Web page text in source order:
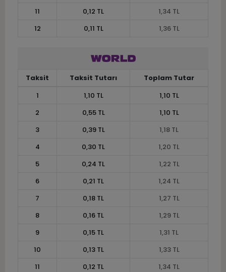
11
0,12 TL
1,34 TL
12
0,11 TL 1,36 TL
Taksit Taksit Tutarı
Toplam Tutar
1
1,10 TL
1,10 TL
2
0,55 TL
1,10 TL
3
0,39 TL
1,18 TL
4
0,30 TL
1,20 TL
5
0,24 TL
1,22 TL
6
0,21 TL
1,24 TL
7
0,18 TL
1,27 TL
8
0,16 TL
1,29 TL
9
0,15 TL
1,31 TL
10
0,13 TL
1,33 TL
11
0,12 TL
1,34 TL